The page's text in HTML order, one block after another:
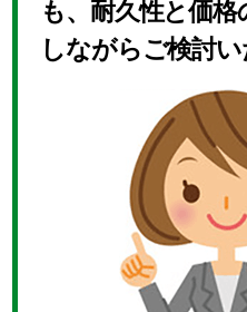
も、耐久性と価
しながらご検討い